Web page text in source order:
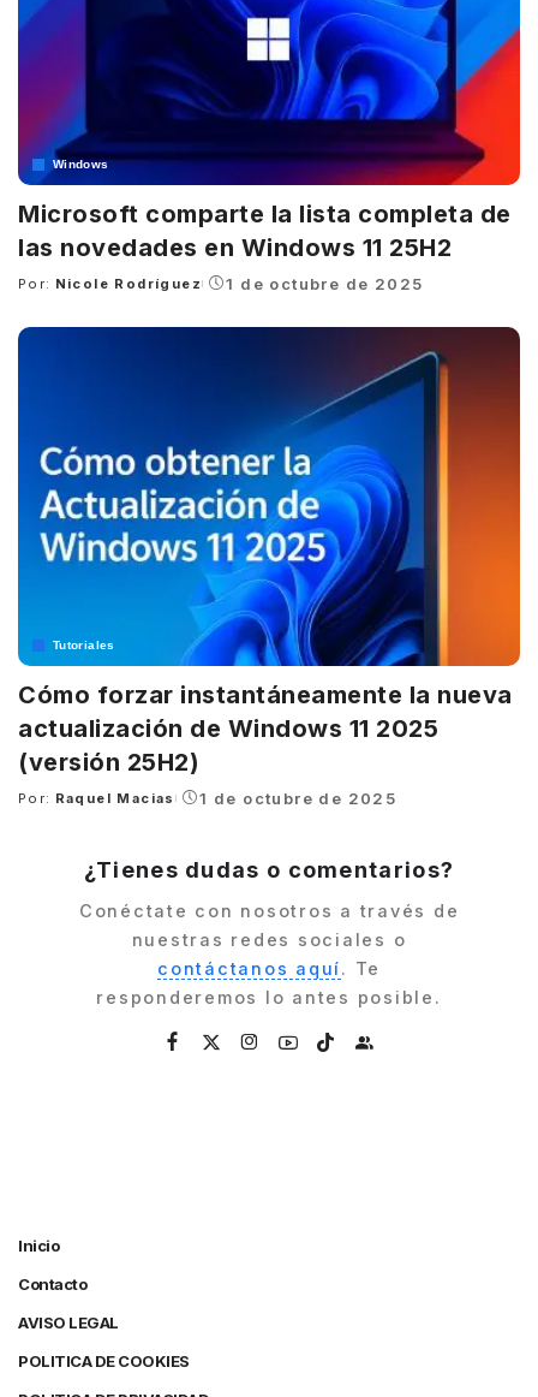
Windows
Microsoft comparte la lista completa de
las novedades en Windows 11 25H2
Posted
Por: Nicole Rodríguez 1 de octubre de 2025
Tutoriales
Cómo forzar instantáneamente la nueva
actualización de Windows 11 2025
(versión 25H2)
Posted
Por: Raquel Macias 1 de octubre de 2025
¿Tienes dudas o comentarios?
Conéctate con nosotros a través de
nuestras redes sociales o
contáctanos aquí. Te
responderemos lo antes posible.
Inicio
Contacto
AVISO LEGAL
POLITICA DE COOKIES